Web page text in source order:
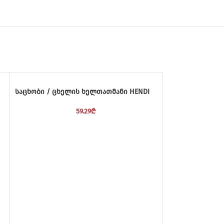
საცხობი / ცხელის ხელთათმანი HENDI
59.29₾